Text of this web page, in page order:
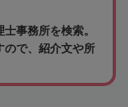
事務所を検索。
ので、紹介文や所